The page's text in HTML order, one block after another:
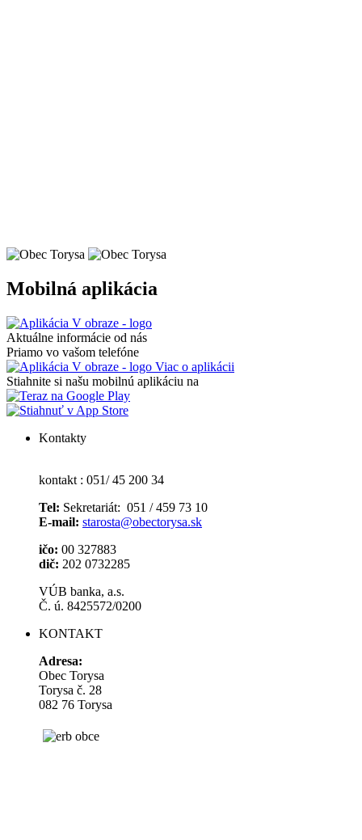
Mobilná aplikácia
Aktuálne informácie od nás
Priamo vo vašom telefóne
Viac o aplikácii
Stiahnite si našu mobilnú aplikáciu na
Kontakty
kontakt : 051/ 45 200 34
Tel: Sekretariát: 051 / 459 73 10
E-mail: starosta@obectorysa.sk
ičo: 00 327883
dič: 202 0732285
VÚB banka, a.s.
Č. ú. 8425572/0200
KONTAKT
Adresa:
Obec Torysa
Torysa č. 28
082 76 Torysa